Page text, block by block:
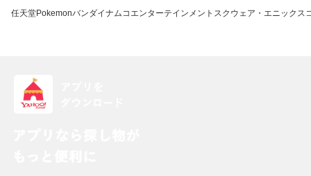
任天堂Pokemonバンダイナムコエンターテインメント スクウェア・エニックス